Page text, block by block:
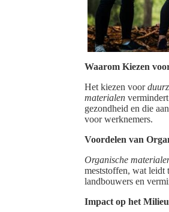
Waarom Kiezen
Het kiezen voor
materialen
gezondheid en die
voor werknemers.
Voordelen van
Organische
meststoffen, wat leidt
landbouwers en
Impact op het